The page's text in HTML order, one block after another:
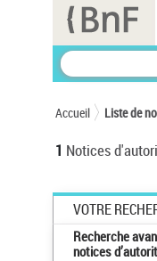
Accueil Liste de
1 Notices
VOTRE
Recherche
notices
Panneau de gestion des cookies